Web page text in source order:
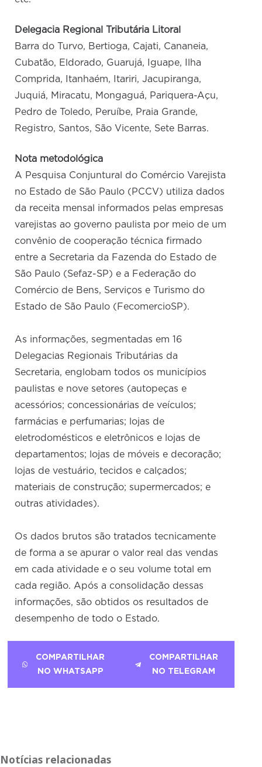
Delegacia Regional Tributária Litoral
Barra do Turvo, Bertioga, Cajati, Cananeia,
Cubatão, Eldorado, Guarujá, Iguape, Ilha
Comprida, Itanhaém, Itariri, Jacupiranga,
Juquiá, Miracatu, Mongaguá, Pariquera-Açu,
Pedro de Toledo, Peruíbe, Praia Grande,
Registro, Santos, São Vicente, Sete Barras.
Nota metodológica
A Pesquisa Conjuntural do Comércio Varejista
no Estado de São Paulo (PCCV) utiliza dados
da receita mensal informados pelas empresas
varejistas ao governo paulista por meio de um
convênio de cooperação técnica firmado
entre a Secretaria da Fazenda do Estado de
São Paulo (Sefaz-SP) e a Federação do
Comércio de Bens, Serviços e Turismo do
Estado de São Paulo (FecomercioSP).
As informações, segmentadas em 16
Delegacias Regionais Tributárias da
Secretaria, englobam todos os municípios
paulistas e nove setores (autopeças e
acessórios; concessionárias de veículos;
farmácias e perfumarias; lojas de
eletrodomésticos e eletrônicos e lojas de
departamentos; lojas de móveis e decoração;
lojas de vestuário, tecidos e calçados;
materiais de construção; supermercados; e
outras atividades).
Os dados brutos são tratados tecnicamente
de forma a se apurar o valor real das vendas
em cada atividade e o seu volume total em
cada região. Após a consolidação dessas
informações, são obtidos os resultados de
desempenho de todo o Estado.
COMPARTILHAR
NO WHATSAPP
COMPARTILHAR
NO TELEGRAM
Notícias relacionadas